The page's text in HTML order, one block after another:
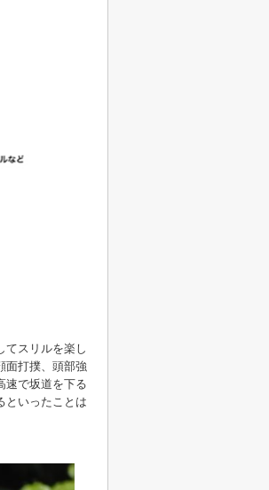
てスリルを楽し
面打撲、頭部強
速で坂道を下る
といったことは